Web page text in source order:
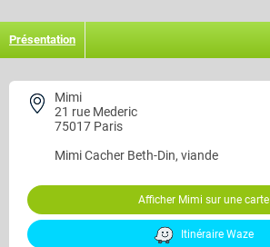
Présentation
Mimi
21 rue Mederic
75017 Paris
MimiCacher Beth-Din, viande
Afficher Mimi sur une carte
Itinéraire Waze